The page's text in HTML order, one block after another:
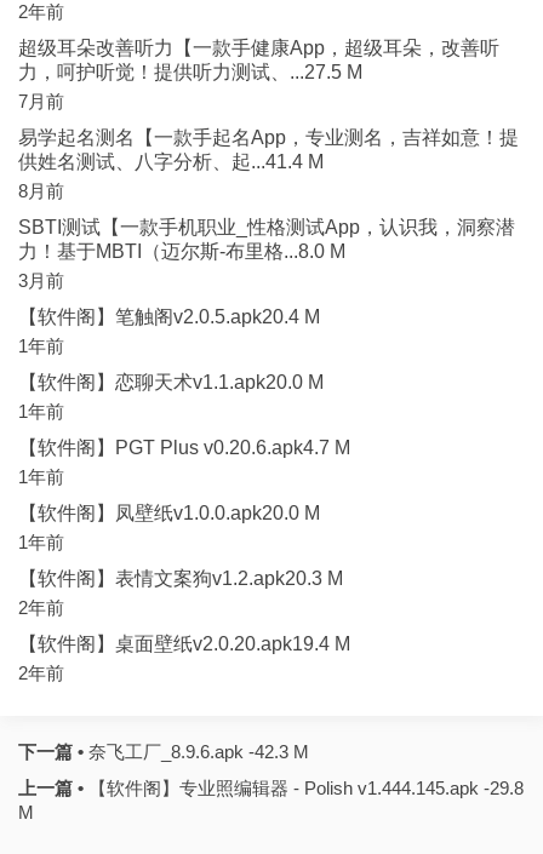
2年前
超级耳朵改善听力【一款手健康App，超级耳朵，改善听
力，呵护听觉！提供听力测试、...27.5 M
7月前
易学起名测名【一款手起名App，专业测名，吉祥如意！提
供姓名测试、八字分析、起...41.4 M
8月前
SBTI测试【一款手机职业_性格测试App，认识我，洞察潜
力！基于MBTI（迈尔斯-布里格...8.0 M
3月前
【软件阁】笔触阁v2.0.5.apk20.4 M
1年前
【软件阁】恋聊天术v1.1.apk20.0 M
1年前
【软件阁】PGT Plus v0.20.6.apk4.7 M
1年前
【软件阁】凤壁纸v1.0.0.apk20.0 M
1年前
【软件阁】表情文案狗v1.2.apk20.3 M
2年前
【软件阁】桌面壁纸v2.0.20.apk19.4 M
2年前
下一篇 • 奈飞工厂_8.9.6.apk -42.3 M
上一篇 • 【软件阁】专业照编辑器 - Polish v1.444.145.apk -29.8
M